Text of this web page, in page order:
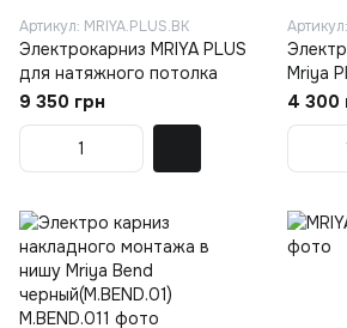
Артикул: MRIYA.PLUS.BK
Электрокарниз MRIYA PLUS
для натяжного потолка
9 350 грн
Mriya
4 300